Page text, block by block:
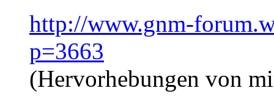
http://www.gnm-
p=3663
(Hervorhebungen von